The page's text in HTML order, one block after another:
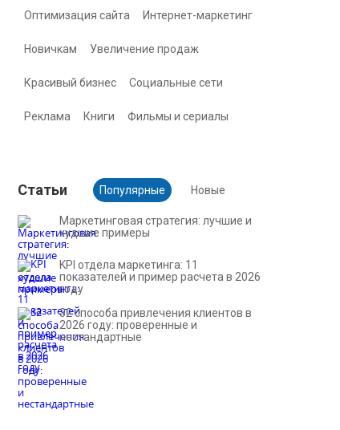
Оптимизация сайта Интернет-маркетинг
Новичкам Увеличение продаж
Красивый бизнес Социальные сети
Реклама Книги Фильмы и сериалы
Cтатьи Популярные Новые
Маркетинговая стратегия: лучшие и
худшие примеры
KPI отдела маркетинга: 11
показателей и пример расчета в 2026
году
32 способа привлечения клиентов в
2026 году: проверенные и
нестандартные